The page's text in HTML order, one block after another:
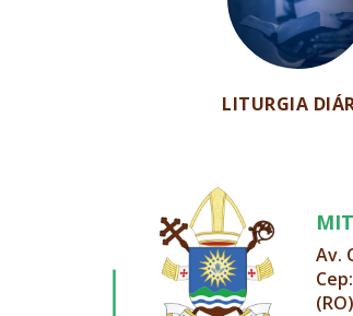
LITURGIA
Av.
(RO)